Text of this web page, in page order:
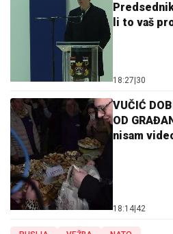
li to vaš
18:27 30
VUČIĆ
OD
nisam
18:14 42